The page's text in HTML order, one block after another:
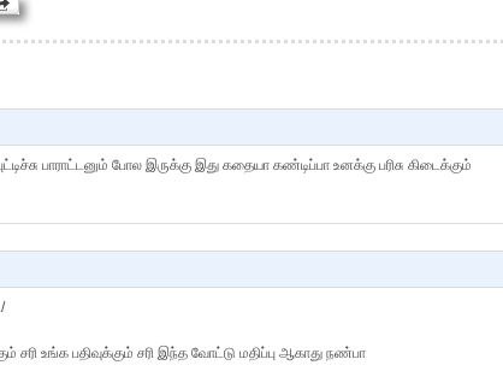
பாராட்டனும் போல இருக்கு இது கதையா கண்டிப்பா உனக்கு பரிசு கிடைக்கும்
சரி உங்க பதிவுக்கும் சரி இந்த வோட்டு மதிப்பு ஆகாது நண்பா